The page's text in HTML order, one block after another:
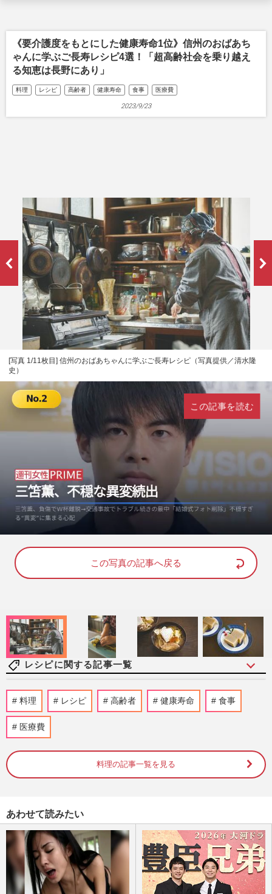
《要介護度をもとにした健康寿命1位》信州のおばあち
ゃんに学ぶご長寿レシピ4選！「超高齢社会を乗り越え
る知恵は長野にあり」
料理 レシピ 高齢者 健康寿命 食事 医療費
2023/9/23
[写真 1/11枚目] 信州のおばあちゃんに学ぶご長寿レシピ（写真提供／清水隆
史）
n
u
o
d
d
:
8
この記事を読む
この写真の記事へ戻る
レシピに関する記事一覧
74歳YouTuber・もののはずみさん、99歳
の義母に「特別食は用意しない」家族の健
《泣くことに飽きた》難病・ALS診断を受
けた喫茶店オーナー「子どもたちに“母の
《具だくさん減塩スープ11品》洋風からア
ジアンまで「塩分1g以下を実現」栄養士が
教える優しい“減塩レシピ…
週刊女性2026年4月28日・5月5日号 2026/5/4
料理 レシピ 高齢者 健康寿命 食事
医療費
料理の記事一覧を見る
あわせて読みたい